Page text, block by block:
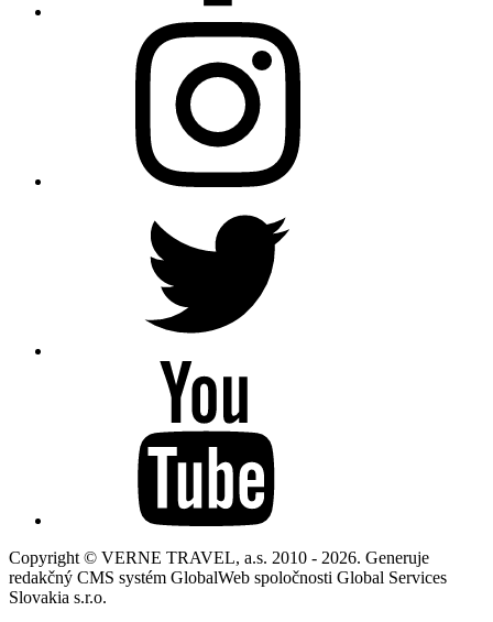
Copyright © VERNE TRAVEL, a.s. 2010 - 2026. Generuje
redakčný CMS systém GlobalWeb spoločnosti Global Services
Slovakia s.r.o.